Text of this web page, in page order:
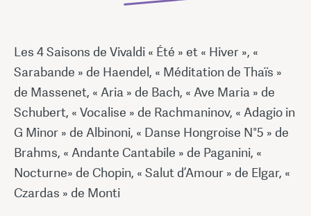
Les 4 Saisons de Vivaldi « Été » et « Hiver », «
Sarabande » de Haendel, « Méditation de Thaïs »
de Massenet, « Aria » de Bach, « Ave Maria » de
Schubert, « Vocalise » de Rachmaninov, « Adagio in
G Minor » de Albinoni, « Danse Hongroise N°5 » de
Brahms, « Andante Cantabile » de Paganini, «
Nocturne» de Chopin, « Salut d’Amour » de Elgar, «
Czardas » de Monti